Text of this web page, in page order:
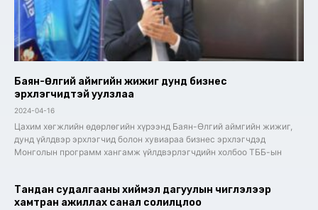
Баян-Өлгий аймгийн жижиг дунд бизнес
эрхлэгчидтэй уулзлаа
2024-04-16
Цахим хөгжлийн өдөрлөгийн хүрээнд Баян-Өлгий аймгийн жижиг,
дунд үйлдвэр эрхлэгчид болон хувиараа бизнес эрхлэгчдэд
Монголын программ хангамж үйлдвэрлэгчдийн холбоо ТББ-ын
Тандан судалгааны хиймэл дагуулын чиглэлээр
хамтран ажиллах санал солилцлоо